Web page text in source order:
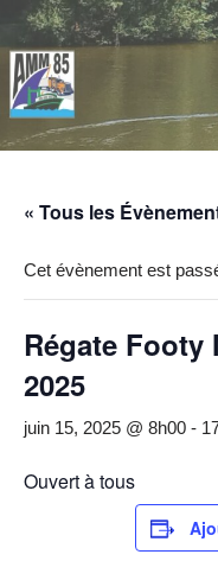
Aller
au
contenu
« Tous les
Cet évènement est
Régate
2025
juin 15, 2025 @ 8h00 -
Ouvert à tous